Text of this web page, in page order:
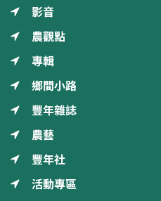
影音
農觀點
專輯
鄉間小路
豐年雜誌
農藝
豐年社
活動專區